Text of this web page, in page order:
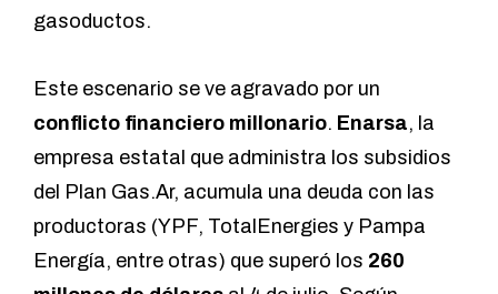
gasoductos.
Este escenario se ve agravado por un
conflicto financiero millonario. Enarsa, la
empresa estatal que administra los subsidios
del Plan Gas.Ar, acumula una deuda con las
productoras (YPF, TotalEnergies y Pampa
Energía, entre otras) que superó los 260